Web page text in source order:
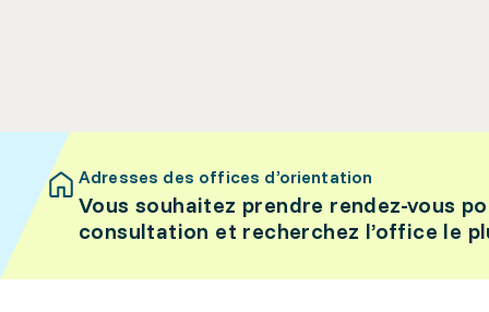
Adresses des offices d’orientation
Vous souhaitez prendre rendez-vous
consultation et recherchez l’office le